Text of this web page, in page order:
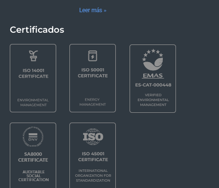
Leer más »
Certificados